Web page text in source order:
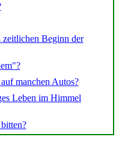
Beginn der
manchen Autos?
Leben im Himmel